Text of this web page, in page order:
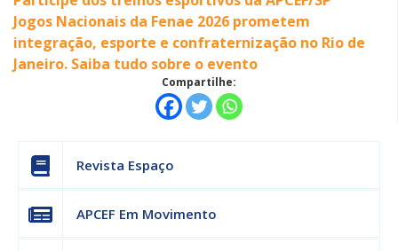
Jogos Nacionais da Fenae 2026 prometem
integração, esporte e confraternização no Rio de
Janeiro. Saiba tudo sobre o evento
Compartilhe:
Revista Espaço
APCEF Em Movimento